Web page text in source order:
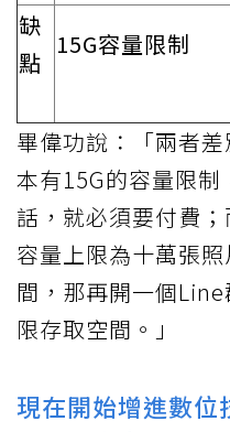
缺
點
15G容量限制
畢偉功說：「兩者
本有15G的容量限
話，就必須要付費
容量上限為十萬張
間，那再開一個
限存取空間。」
現在開始增進數位